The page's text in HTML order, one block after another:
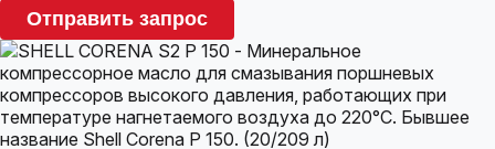
Отправить запрос